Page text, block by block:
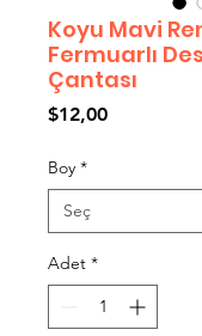
Koyu Mavi
Fermuarlı
Çantası
$12,00Fiyat
Boy *
Adet *